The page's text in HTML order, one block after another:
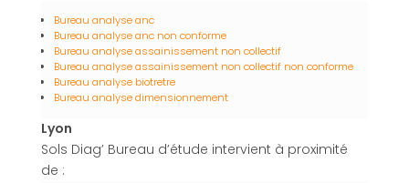
Bureau analyse anc
Bureau analyse anc non conforme
Bureau analyse assainissement non collectif
Bureau analyse assainissement non collectif non conforme
Bureau analyse biotretre
Bureau analyse dimensionnement
Lyon
Sols Diag’ Bureau d’étude intervient à proximité
de :